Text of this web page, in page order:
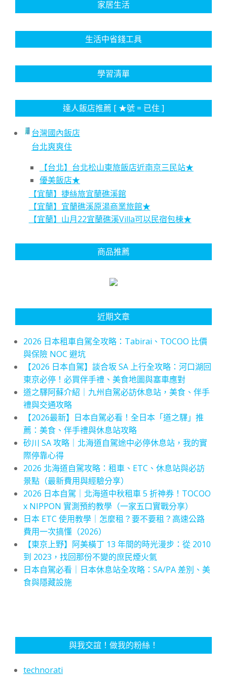
家居生活
生活中省錢工具
學習清單
達人飯店推薦 [ ★號 = 已住 ]
台灣國內飯店
台北爽爽住
【台北】台北松山東旅飯店近南京三民站★
優美飯店★
【宜蘭】捷絲旅宜蘭礁溪館
【宜蘭】宜蘭礁溪原湯商業旅館★
【宜蘭】山月22宜蘭礁溪Villa可以民宿包棟★
商品推薦
近期文章
2026 日本租車自駕全攻略：Tabirai、TOCOO 比價
與保險 NOC 避坑
【2026 日本自駕】談合坂 SA 上行全攻略：河口湖回
東京必停！必買伴手禮、美食地圖與塞車應對
道之驛阿蘇介紹｜九州自駕必訪休息站，美食、伴手
禮與交通攻略
【2026最新】日本自駕必看！全日本「道之驛」推
薦：美食、伴手禮與休息站攻略
砂川 SA 攻略｜北海道自駕途中必停休息站，我的實
際停靠心得
2026 北海道自駕攻略：租車、ETC、休息站與必訪
景點（最新費用與經驗分享）
2026 日本自駕｜北海道中秋租車 5 折神券！TOCOO
x NIPPON 實測預約教學（一家五口實戰分享）
日本 ETC 使用教學｜怎麼租？要不要租？高速公路
費用一次搞懂（2026）
【東京上野】阿美橫丁 13 年間的時光漫步：從 2010
到 2023，找回那份不變的庶民煙火氣
日本自駕必看｜日本休息站全攻略：SA/PA 差別、美
食與隱藏設施
與我交誼！做我的粉絲！
technorati